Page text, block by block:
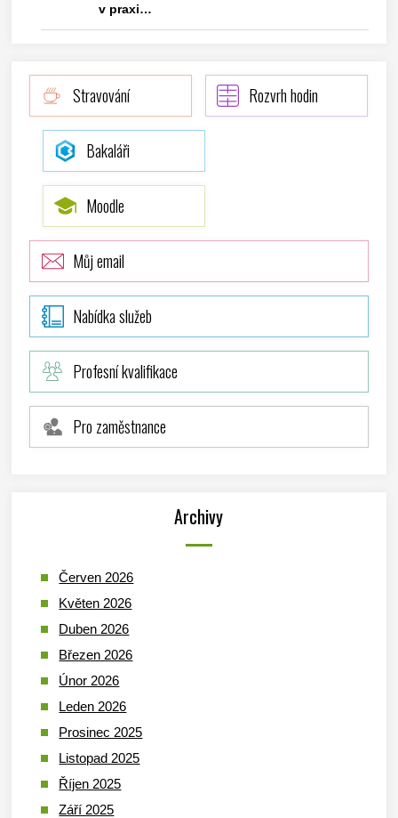
v praxi…
Stravování Rozvrh hodin
Bakaláři
Moodle
Můj email
Nabídka služeb
Profesní kvalifikace
Pro zaměstnance
Archivy
Červen 2026
Květen 2026
Duben 2026
Březen 2026
Únor 2026
Leden 2026
Prosinec 2025
Listopad 2025
Říjen 2025
Září 2025